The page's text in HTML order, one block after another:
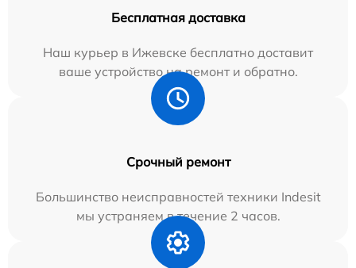
Бесплатная доставка
Наш курьер в Ижевске бесплатно доставит
ваше устройство на ремонт и обратно.
Срочный ремонт
Большинство неисправностей техники Indesit
мы устраняем в течение 2 часов.